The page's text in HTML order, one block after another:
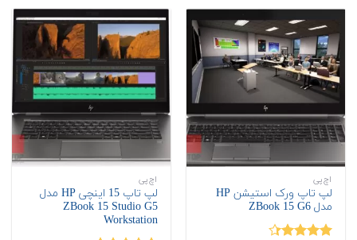
اچ‌پی
لپ تاپ ورک استیشن HP
مدل ZBook 15 G6
اچ‌پی
لپ تاپ 15 اینچی HP مدل
ZBook 15 Studio G5
Workstation